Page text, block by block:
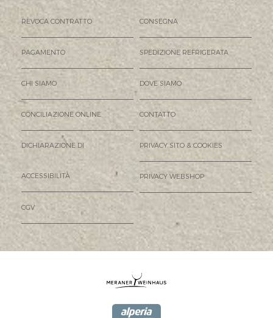
REVOCA CONTRATTO CONSEGNA
PAGAMENTO SPEDIZIONE REFRIGERATA
CHI SIAMO DOVE SIAMO
CONCILIAZIONE ONLINE CONTATTO
DICHIARAZIONE DI
ACCESSIBILITÀ
PRIVACY SITO & COOKIES
PRIVACY WEBSHOP
CGV